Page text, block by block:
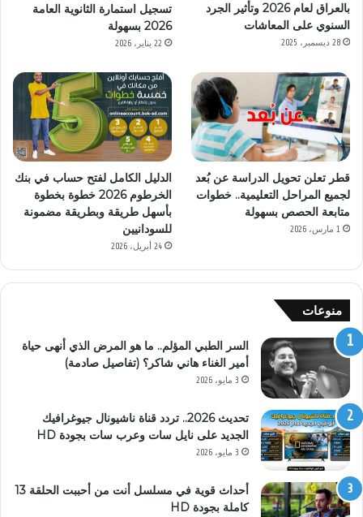
بالعراق لعام 2026 وتأثير الجرد
السنوي على المعاشات
28 ديسمبر، 2025
تسجيل استمارة الثانوية العامة
2026 بسهولة
22 يناير، 2026
قطر تعلن تحويل الدراسة عن بُعد
لجميع المراحل التعليمية.. خطوات
متابعة الحصص بسهولة
1 مارس، 2026
الدليل الكامل لفتح حساب في بنك
الخرطوم 2026 خطوة بخطوة
بأسهل طريقة وبطريقة مضمونة
للسودانيين
24 أبريل، 2026
منوعات
السر الطبي المؤلم.. ما هو المرض الذي أنهى حياة
أمير الغناء هاني شاكر؟ (تفاصيل صادمة)
3 مايو، 2026
تحديث 2026.. تردد قناة ناشيونال جيوغرافيك
الجديد على نايل سات وعرب سات بجودة HD
3 مايو، 2026
أحداث قوية في مسلسل أنت من أحببت الحلقة 13
كاملة بجودة HD